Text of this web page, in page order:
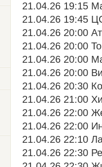
21.04.26 19:15
21.04.26 19:45
21.04.26 20:00
21.04.26 20:00
21.04.26 20:00
21.04.26 20:00
21.04.26 20:30
21.04.26 21:00
21.04.26 22:00
21.04.26 22:00
21.04.26 22:10
21.04.26 22:30